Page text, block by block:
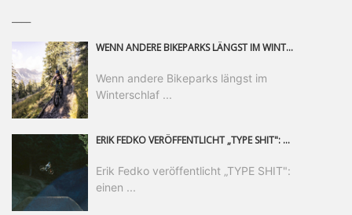
WENN ANDERE BIKEPARKS LÄNGST IM WINTERSCHLAF SIND, IST MAN IN SAALFELDEN LEOGANG IMMER NOCH AM MOUNTAINBIKEN. IST DER HERBST DIE SCHÖNSTE ZEIT DES JAHRES? AUF DEN TRAILS RUND UM SAALFELDEN LEOGANG UND IM EPIC BIKEPARK LEOGANG IST ER DAS AUF JEDEN FALL – UND DIE GEFÜHLT DIE LÄNGSTE NOCH DAZU. NOCH BIS MINDESTENS 8. NOVEMBER STEHT DAS PINZGAUER MOUNTAINBIKE-PARADIES ALLEN RIDERN OFFEN, DIE EINFACH NICHT GENUG KRIEGEN KÖNNEN. DABEI HÄLT DIE GOLDENE JAHRESZEIT IN SAALFELDEN LEOGANG WEIT MEHR ALS LINES, TRAILS UND HERBSTPANORAMEN BEREIT: MIT DEM BIKE FESTIVAL, VERSCHIEDENEN LADIES SHRED EVENTS UND EINEM DIE GESAMTE SAISON ANDAUERNDEN PHOTO CONTEST ZUM 25-JÄHRIGEN BIKEPARK-JUBILÄUM GIBT ES RUND UM ÖSTERREICHS ÄLTESTEN BIKEPARK EINIGES ZU ERLEBEN.
Wenn andere Bikeparks längst im
Winterschlaf ...
ERIK FEDKO VERÖFFENTLICHT „TYPE SHIT": EINEN 23-MINÜTIGEN MOUNTAINBIKE-FILM, ÜBER DREI JAHRE RUND UM DIE WELT GEDREHT. ZEITGLEICH LAUNCHT ER DIE GLEICHNAMIGE KOLLEKTION SEINER BRAND TYPE. EIN SEGMENT DES FILMS ERSCHEINT SEPARAT AUF RED BULL BIKE.
Erik Fedko veröffentlicht „TYPE SHIT":
einen ...